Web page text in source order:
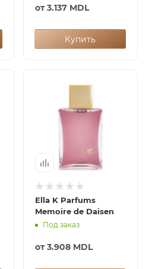
от3.137 MDL
Купить
Ella K Parfums
Memoire de Daisen
Под заказ
от3.908 MDL